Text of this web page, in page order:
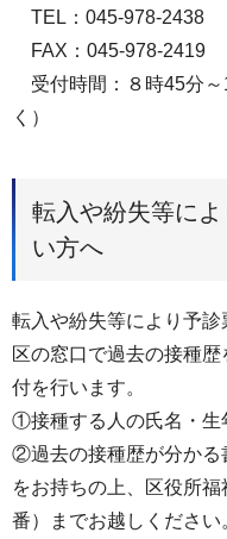
TEL：045-978-2438
FAX：045-978-2419
受付時間：８時45分～
く）
転入や紛失等に
い方へ
転入や紛失等により予診
区の窓口で過去の接種
付を行います。
①接種する人の氏名・生
②過去の接種歴が分かる
をお持ちの上、区役所
番）までお越しください